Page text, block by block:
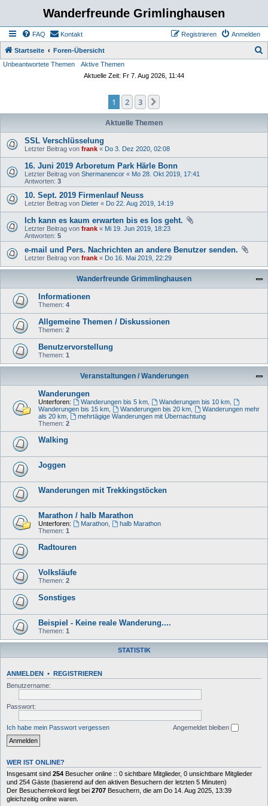
Wanderfreunde Grimlinghausen
FAQ Kontakt Anmelden
Registrieren
Startseite Foren-Übersicht
Unbeantwortete Themen
Aktive Themen
Aktuelle Zeit: Fr 7. Aug 2026, 11:44
1 2 3
Aktuelle Themen
SSL Verschlüsselung
Letzter Beitrag von frank « Do 3. Dez 2020, 02:08
16. Juni 2019 Arboretum Park Härle Bonn
Letzter Beitrag von Shermanencor « Mo 28. Okt 2019, 17:41
Antworten: 3
10. Sept. 2019 Firmenlauf Neuss
Letzter Beitrag von Dieter « Do 22. Aug 2019, 14:19
Ich kann es kaum erwarten bis es los geht.
Letzter Beitrag von frank « Mi 19. Jun 2019, 18:23
Antworten: 5
e-mail und Pers. Nachrichten an andere Benutzer senden.
Letzter Beitrag von frank « Do 16. Mai 2019, 22:29
Wanderfreunde Grimmlinghausen
Informationen
Themen: 4
Allgemeine Themen / Diskussionen
Themen: 2
Benutzervorstellung
Themen: 1
Veranstaltungen / Wanderungen
Wanderungen
Unterforen: Wanderungen bis 5 km, Wanderungen bis 10 km,
Wanderungen bis 15 km
Wanderungen bis 20 km,
Wanderungen mehr
als 20 km
mehrtägige Wanderungen mit Übernachtung
Themen: 2
Walking
Joggen
Wanderungen mit Trekkingstöcken
Marathon / halb Marathon
Unterforen: Marathon,
halb Marathon
Themen: 1
Radtouren
Volksläufe
Themen: 2
Sonstiges
Beispiel - Keine reale Wanderung....
Themen: 1
STATISTIK
ANMELDEN • REGISTRIEREN
Benutzername:
Passwort:
Ich habe mein Passwort vergessen Angemeldet bleiben
WER IST ONLINE?
Insgesamt sind 254 Besucher online :: 0 sichtbare Mitglieder, 0 unsichtbare Mitglieder
und 254 Gäste (basierend auf den aktiven Besuchern der letzten 5 Minuten)
Der Besucherrekord liegt bei 2707 Besuchern, die am Do 14. Aug 2025, 13:39
gleichzeitig online waren.